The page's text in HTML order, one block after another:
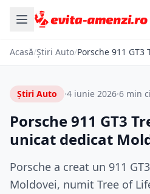
Acasă/Știri Auto/
Știri Auto ·4 iunie 2026·6 min
Porsche 911 GT3
unicat dedicat
Porsche a creat un 911
Moldovei, numit Tree of